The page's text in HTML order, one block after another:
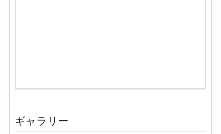
ギャラリー